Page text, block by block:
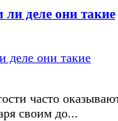
деле они такие
часто
своим до...